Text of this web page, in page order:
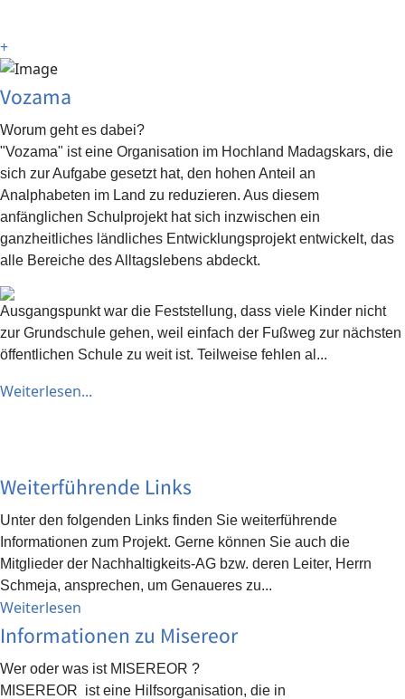
+
Vozama
Worum geht es dabei?
"Vozama" ist eine Organisation im Hochland Madagskars, die
sich zur Aufgabe gesetzt hat, den hohen Anteil an
Analphabeten im Land zu reduzieren. Aus diesem
anfänglichen Schulprojekt hat sich inzwischen ein
ganzheitliches ländliches Entwicklungsprojekt entwickelt, das
alle Bereiche des Alltagslebens abdeckt.
Ausgangspunkt war die Feststellung, dass viele Kinder nicht
zur Grundschule gehen, weil einfach der Fußweg zur nächsten
öffentlichen Schule zu weit ist. Teilweise fehlen al...
Weiterlesen...
Weiterführende Links
Unter den folgenden Links finden Sie weiterführende
Informationen zum Projekt. Gerne können Sie auch die
Mitglieder der Nachhaltigkeits-AG bzw. deren Leiter, Herrn
Schmeja, ansprechen, um Genaueres zu...
Weiterlesen
Informationen zu Misereor
Wer oder was ist MISEREOR ?
MISEREOR ist eine Hilfsorganisation, die in